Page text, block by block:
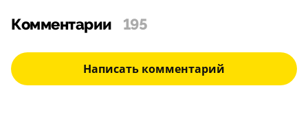
Комментарии 195
Написать комментарий